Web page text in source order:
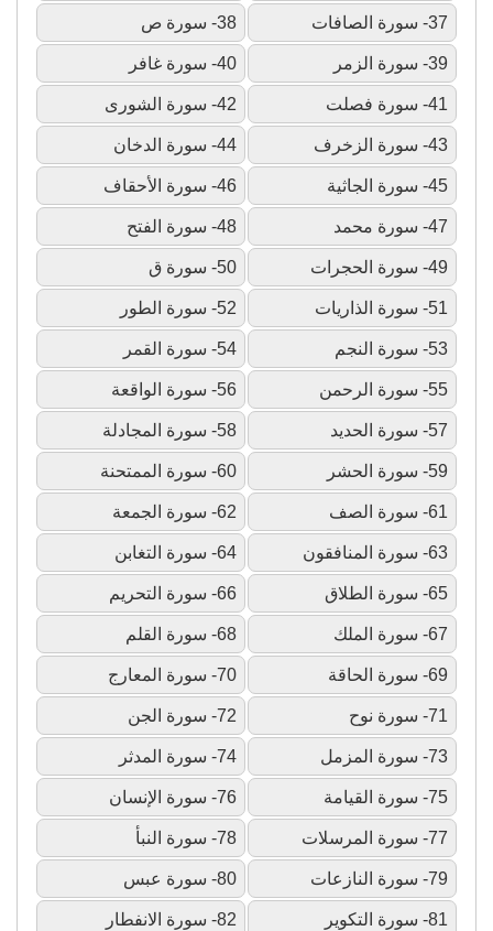
37- سورة الصافات 38- سورة ص
39- سورة الزمر 40- سورة غافر
41- سورة فصلت 42- سورة الشورى
43- سورة الزخرف 44- سورة الدخان
45- سورة الجاثية 46- سورة الأحقاف
47- سورة محمد 48- سورة الفتح
49- سورة الحجرات 50- سورة ق
51- سورة الذاريات 52- سورة الطور
53- سورة النجم 54- سورة القمر
55- سورة الرحمن 56- سورة الواقعة
57- سورة الحديد 58- سورة المجادلة
59- سورة الحشر 60- سورة الممتحنة
61- سورة الصف 62- سورة الجمعة
63- سورة المنافقون 64- سورة التغابن
65- سورة الطلاق 66- سورة التحريم
67- سورة الملك 68- سورة القلم
69- سورة الحاقة 70- سورة المعارج
71- سورة نوح 72- سورة الجن
73- سورة المزمل 74- سورة المدثر
75- سورة القيامة 76- سورة الإنسان
77- سورة المرسلات 78- سورة النبأ
79- سورة النازعات 80- سورة عبس
81- سورة التكوير 82- سورة الانفطار